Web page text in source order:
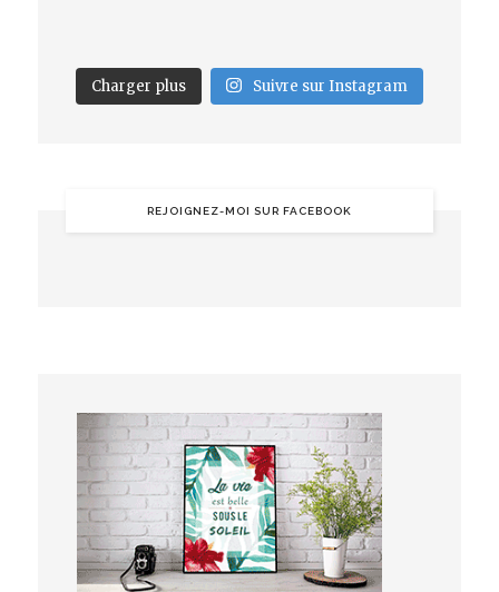
Charger plus Suivre sur Instagram
REJOIGNEZ-MOI SUR FACEBOOK